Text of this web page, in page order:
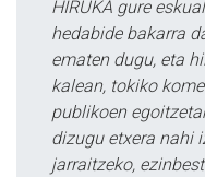
HIRUKA gure
hedabide bakarra
ematen dugu, eta
kalean, tokiko
publikoen
dizugu etxera nahi
jarraitzeko,